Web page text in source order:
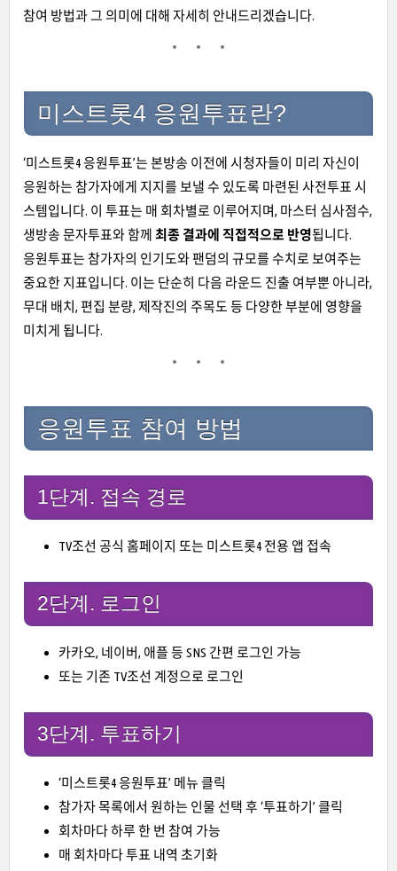
참여 방법과 그 의미에 대해 자세히 안내드리겠습니다.
미스트롯4 응원투표란?
‘미스트롯4 응원투표’는 본방송 이전에 시청자들이 미리 자신이
응원하는 참가자에게 지지를 보낼 수 있도록 마련된 사전투표 시
스템입니다. 이 투표는 매 회차별로 이루어지며, 마스터 심사점수,
생방송 문자투표와 함께 최종 결과에 직접적으로 반영됩니다.
응원투표는 참가자의 인기도와 팬덤의 규모를 수치로 보여주는
중요한 지표입니다. 이는 단순히 다음 라운드 진출 여부뿐 아니라,
무대 배치, 편집 분량, 제작진의 주목도 등 다양한 부분에 영향을
미치게 됩니다.
응원투표 참여 방법
1단계. 접속 경로
TV조선 공식 홈페이지 또는 미스트롯4 전용 앱 접속
2단계. 로그인
카카오, 네이버, 애플 등 SNS 간편 로그인 가능
또는 기존 TV조선 계정으로 로그인
3단계. 투표하기
‘미스트롯4 응원투표’ 메뉴 클릭
참가자 목록에서 원하는 인물 선택 후 ‘투표하기’ 클릭
회차마다 하루 한 번 참여 가능
매 회차마다 투표 내역 초기화